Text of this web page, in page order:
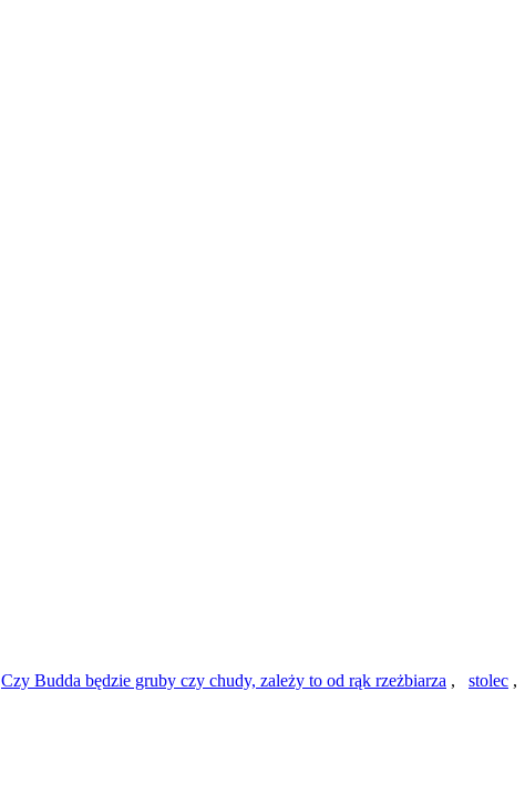
Czy Budda będzie gruby czy chudy, zależy to od rąk rzeżbiarza , stolec ,